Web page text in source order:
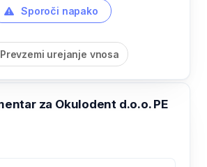
Sporoči napako
Prevzemi urejanje vnosa
za Okulodent d.o.o. PE